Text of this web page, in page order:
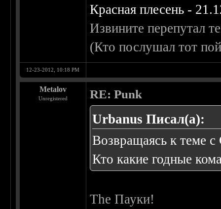
Красная плесень -
Извините перепутал
(Кто послушал тот
12-23-2012, 10:18 PM
Metalov
Unregistered RE: Punk
Urbanus Писал(а):
Возвращаясь к теме
Кто какие годные
The Пауки!